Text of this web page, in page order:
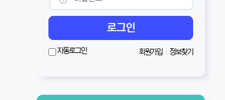
로그인
자동로그인 회원가입 정보찾기